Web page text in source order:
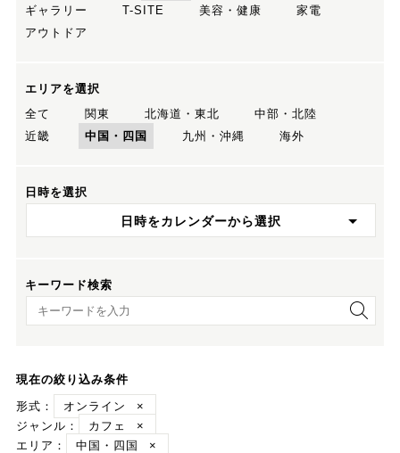
ギャラリー
T-SITE 美容・健康
家電
アウトドア
エリアを選択
全て
関東 北海道・東北
中部・北陸
近畿
中国・四国 九州・沖縄 海外
日時を選択
日時をカレンダーから選択
キーワード検索
キーワード検索
現在の絞り込み条件
形式：
オンライン
×
ジャンル：
カフェ
×
エリア：
中国・四国 ×